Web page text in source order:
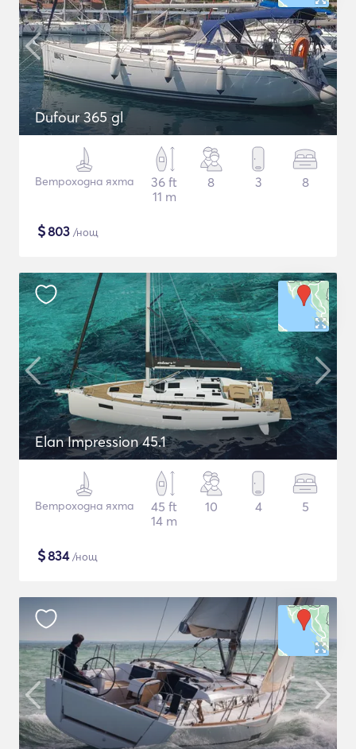
Dufour 365 gl
Ветроходна яхта
36 ft
11 m
8 3 8
$803 /нощ
Elan Impression 45.1
Ветроходна яхта
45 ft
14 m
10 4 5
$834/нощ